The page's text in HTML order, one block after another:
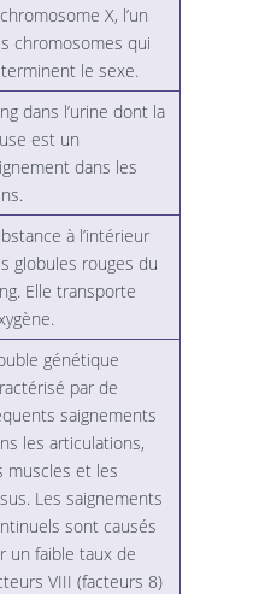
X, l’un
chromosomes qui
le sexe.
dans l’urine dont la
est un
dans les
à l’intérieur
globules rouges du
Elle transporte
génétique
par de
saignements
les articulations,
muscles et les
Les saignements
sont causés
un faible taux de
VIII (facteurs 8)